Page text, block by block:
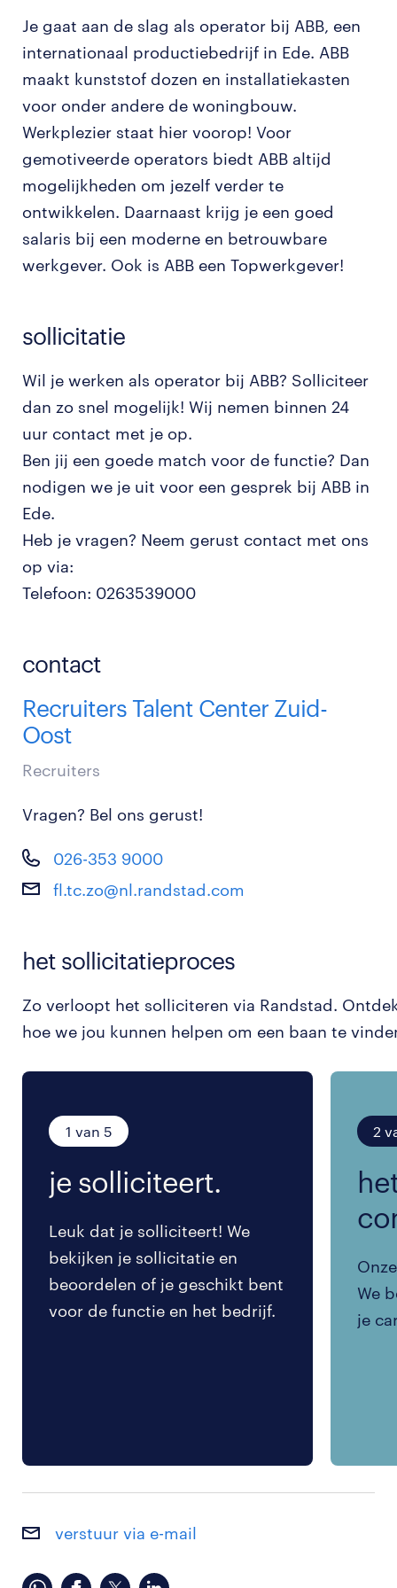
Je gaat aan de slag als operator bij ABB, een
internationaal productiebedrijf in Ede. ABB
maakt kunststof dozen en installatiekasten
voor onder andere de woningbouw.
Werkplezier staat hier voorop! Voor
gemotiveerde operators biedt ABB altijd
mogelijkheden om jezelf verder te
ontwikkelen. Daarnaast krijg je een goed
salaris bij een moderne en betrouwbare
werkgever. Ook is ABB een Topwerkgever!
sollicitatie
Wil je werken als operator bij ABB? Solliciteer
dan zo snel mogelijk! Wij nemen binnen 24
uur contact met je op.
Ben jij een goede match voor de functie? Dan
nodigen we je uit voor een gesprek bij ABB in
Ede.
Heb je vragen? Neem gerust contact met ons
op via:
Telefoon: 0263539000
contact
Recruiters Talent Center Zuid-
Oost
Recruiters
Vragen? Bel ons gerust!
026-353 9000
fl.tc.zo@nl.randstad.com
het sollicitatieproces
Zo verloopt het solliciteren via Randstad.
hoe we jou kunnen helpen om een baan te
1 van 5
je solliciteert.
Leuk dat je solliciteert! We
bekijken je sollicitatie en
beoordelen of je geschikt bent
voor de functie en het bedrijf.
2
We
je
verstuur via e-mail